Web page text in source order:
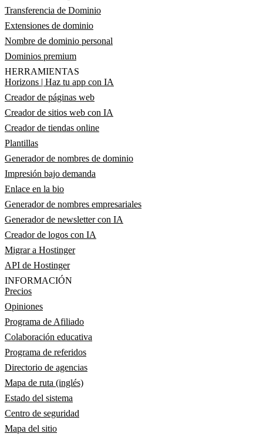
Transferencia de Dominio
Extensiones de dominio
Nombre de dominio personal
Dominios premium
HERRAMIENTAS
Horizons | Haz tu app con IA
Creador de páginas web
Creador de sitios web con IA
Creador de tiendas online
Plantillas
Generador de nombres de dominio
Impresión bajo demanda
Enlace en la bio
Generador de nombres empresariales
Generador de newsletter con IA
Creador de logos con IA
Migrar a Hostinger
API de Hostinger
INFORMACIÓN
Precios
Opiniones
Programa de Afiliado
Colaboración educativa
Programa de referidos
Directorio de agencias
Mapa de ruta (inglés)
Estado del sistema
Centro de seguridad
Mapa del sitio